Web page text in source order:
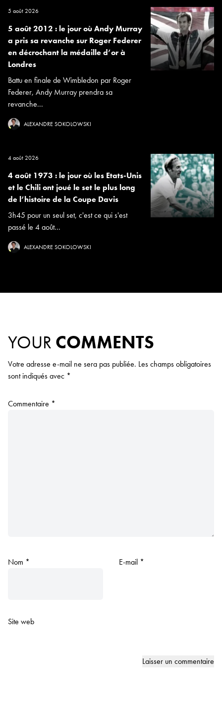
5 août 2026
5 août 2012 : le jour où Andy Murray
a pris sa revanche sur Roger Federer
en décrochant la médaille d’or à
Londres
Battu en finale de Wimbledon par Roger
Federer, Andy Murray prendra sa
revanche...
ALEXANDRE SOKOLOWSKI
4 août 2026
4 août 1973 : le jour où les Etats-Unis
et le Chili ont joué le set le plus long
de l’histoire de la Coupe Davis
3h45 pour un seul set, c'est ce qui s'est
passé le 4 août...
ALEXANDRE SOKOLOWSKI
YOUR COMMENTS
Votre adresse e-mail ne sera pas publiée. Les champs obligatoires
sont indiqués avec *
Commentaire *
Nom * E-mail *
Site web